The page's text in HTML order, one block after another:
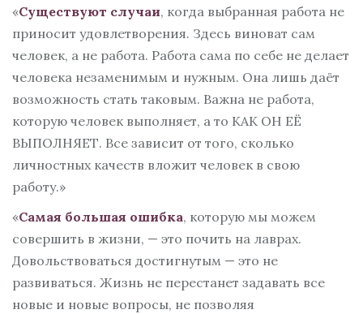
«Существуют случаи, когда выбранная работа не
приносит удовлетворения. Здесь виноват сам
человек, а не работа. Работа сама по себе не делает
человека незаменимым и нужным. Она лишь даёт
возможность стать таковым. Важна не работа,
которую человек выполняет, а то КАК ОН ЕЁ
ВЫПОЛНЯЕТ. Все зависит от того, сколько
личностных качеств вложит человек в свою
работу.»
«Самая большая ошибка, которую мы можем
совершить в жизни, — это почить на лаврах.
Довольствоваться достигнутым — это не
развиваться. Жизнь не перестанет задавать все
новые и новые вопросы, не позволяя